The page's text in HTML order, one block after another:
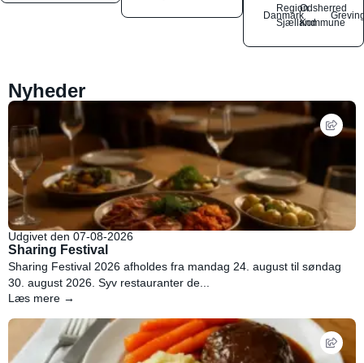
Danmark
Region
Sjælland
Odsherred
Kommune
Nyheder
Udgivet den 07-08-2026
Sharing Festival
Sharing Festival 2026 afholdes fra mandag 24. august til søndag
30. august 2026. Syv restauranter de...
Læs mere →